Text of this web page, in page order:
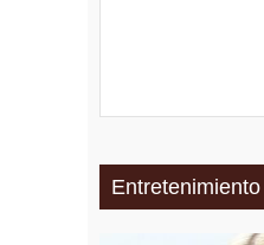
Entretenimiento